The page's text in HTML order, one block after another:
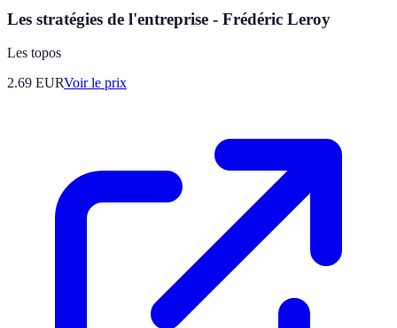
Les stratégies de l'entreprise - Frédéric Leroy
Les topos
2.69 EURVoir le prix